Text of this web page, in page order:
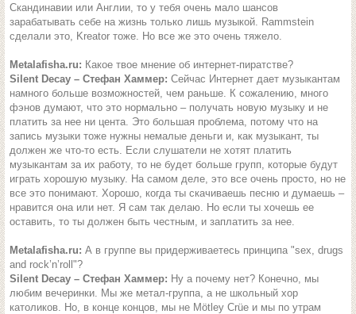
Скандинавии или Англии, то у тебя очень мало шансов
зарабатывать себе на жизнь только лишь музыкой. Rammstein
сделали это, Kreator тоже. Но все же это очень тяжело.
Metalafisha.ru: Какое твое мнение об интернет-пиратстве?
Silent Decay – Стефан Хаммер: Сейчас Интернет дает музыкантам
намного больше возможностей, чем раньше. К сожалению, много
фэнов думают, что это нормально – получать новую музыку и не
платить за нее ни цента. Это большая проблема, потому что на
запись музыки тоже нужны немалые деньги и, как музыкант, ты
должен же что-то есть. Если слушатели не хотят платить
музыкантам за их работу, то не будет больше групп, которые будут
играть хорошую музыку. На самом деле, это все очень просто, но не
все это понимают. Хорошо, когда ты скачиваешь песню и думаешь –
нравится она или нет. Я сам так делаю. Но если ты хочешь ее
оставить, то ты должен быть честным, и заплатить за нее.
Metalafisha.ru: А в группе вы придерживаетесь принципа "sex, drugs
and rock’n’roll"?
Silent Decay – Стефан Хаммер: Ну а почему нет? Конечно, мы
любим вечеринки. Мы же метал-группа, а не школьный хор
католиков. Но, в конце концов, мы не Mötley Crüe и мы по утрам